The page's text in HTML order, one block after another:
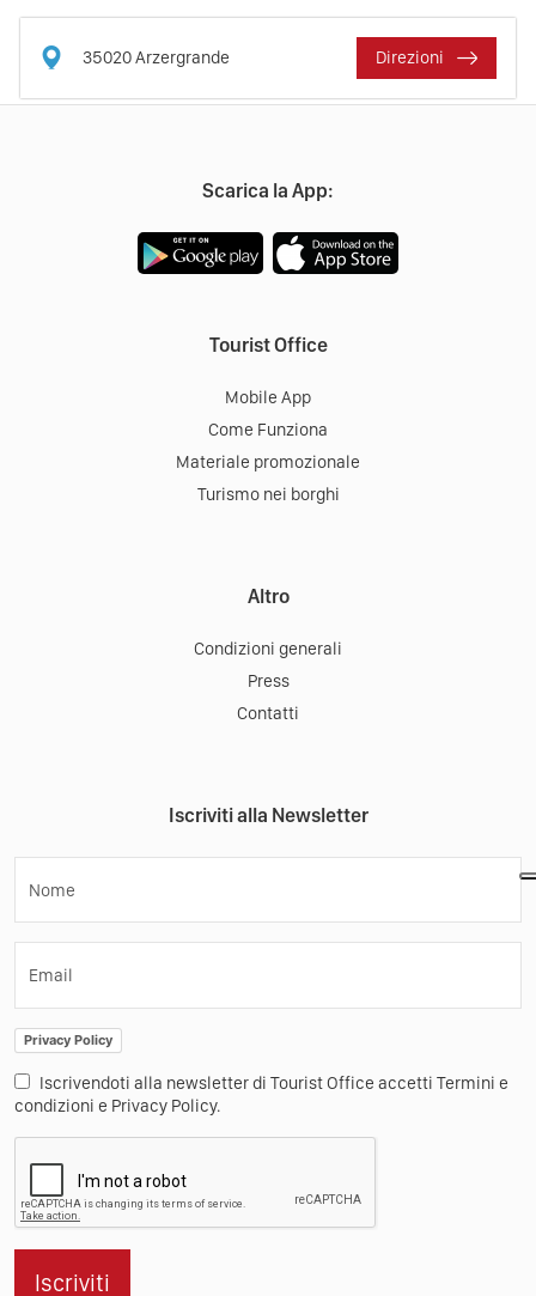
35020Arzergrande Direzioni
Scarica la App:
Tourist Office
Mobile App
Come Funziona
Materiale promozionale
Turismo nei borghi
Altro
Condizioni generali
Press
Contatti
Iscriviti alla Newsletter
Nome
Email
Privacy Policy
Iscrivendoti alla newsletter di Tourist Office accetti Termini e
condizioni e Privacy Policy.
Iscriviti